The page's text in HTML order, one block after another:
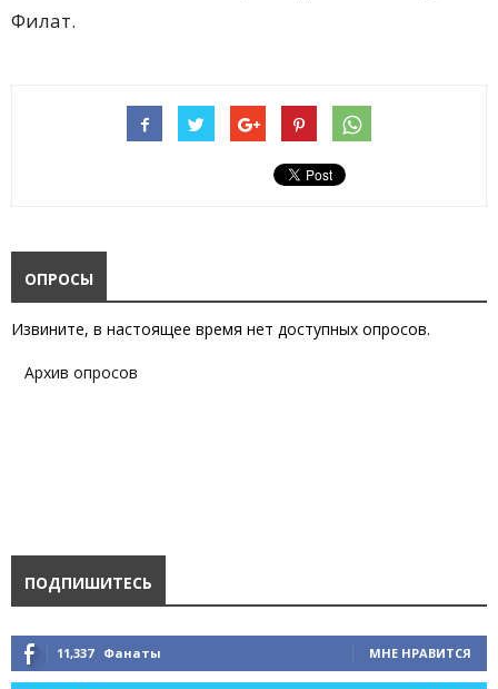
Филат.
ОПРОСЫ
Извините, в настоящее время нет доступных опросов.
Архив опросов
ПОДПИШИТЕСЬ
11,337 Фанаты МНЕ НРАВИТСЯ